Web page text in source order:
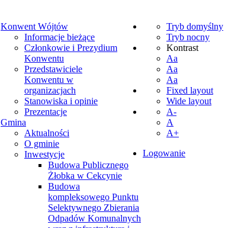
Tryb domyślny
Tryb nocny
Kontrast
Aa
Aa
Aa
Fixed layout
Wide layout
A-
A
A+
Logowanie
Konwent Wójtów
Informacje bieżące
Członkowie i Prezydium
Konwentu
Przedstawiciele
Konwentu w
organizacjach
Stanowiska i opinie
Prezentacje
Gmina
Aktualności
O gminie
Inwestycje
Budowa Publicznego
Żłobka w Cekcynie
Budowa
kompleksowego Punktu
Selektywnego Zbierania
Odpadów Komunalnych